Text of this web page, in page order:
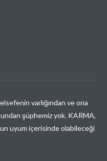
varlığından ve ona
şüphemiz yok. KARMA,
uyum içerisinde olabileceği